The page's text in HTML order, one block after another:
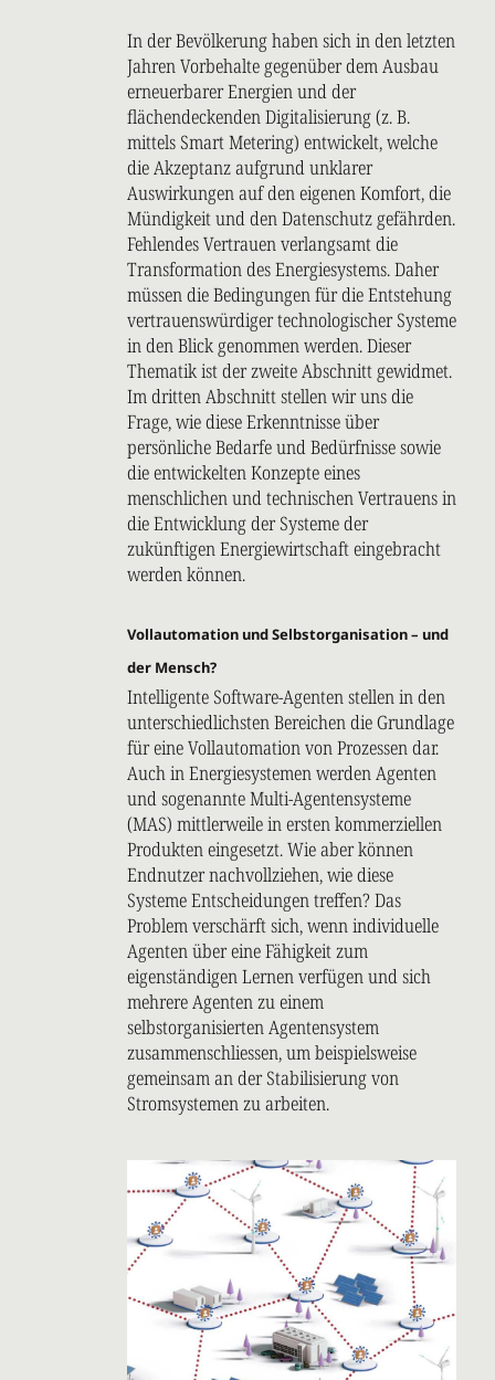
In der Bevölkerung haben sich in den letzten
Jahren Vorbehalte gegenüber dem Ausbau
erneuerbarer Energien und der
flächendeckenden Digitalisierung (z. B.
mittels Smart Metering) entwickelt, welche
die Akzeptanz aufgrund unklarer
Auswirkungen auf den eigenen Komfort, die
Mündigkeit und den Datenschutz gefährden.
Fehlendes Vertrauen verlangsamt die
Transformation des Energiesystems. Daher
müssen die Bedingungen für die Entstehung
vertrauenswürdiger technologischer Systeme
in den Blick genommen werden. Dieser
Thematik ist der zweite Abschnitt gewidmet.
Im dritten Abschnitt stellen wir uns die
Frage, wie diese Erkenntnisse über
persönliche Bedarfe und Bedürfnisse sowie
die entwickelten Konzepte eines
menschlichen und technischen Vertrauens in
die Entwicklung der Systeme der
zukünftigen Energiewirtschaft eingebracht
werden können.
Vollautomation und Selbstorganisation – und
der Mensch?
Intelligente Software-Agenten stellen in den
unterschiedlichsten Bereichen die Grundlage
für eine Vollautomation von Prozessen dar.
Auch in Energiesystemen werden Agenten
und sogenannte Multi-Agentensysteme
(MAS) mittlerweile in ersten kommerziellen
Produkten eingesetzt. Wie aber können
Endnutzer nachvollziehen, wie diese
Systeme Entscheidungen treffen? Das
Problem verschärft sich, wenn individuelle
Agenten über eine Fähigkeit zum
eigenständigen Lernen verfügen und sich
mehrere Agenten zu einem
selbstorganisierten Agentensystem
zusammenschliessen, um beispielsweise
gemeinsam an der Stabilisierung von
Stromsystemen zu arbeiten.